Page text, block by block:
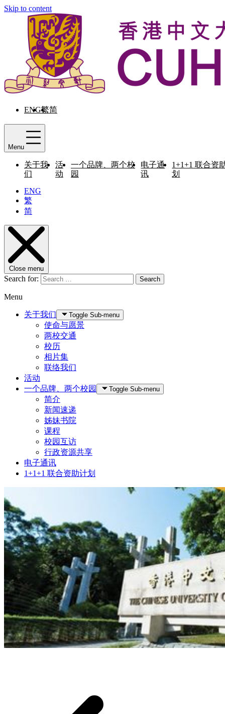
Skip to content
ENG繁简
Menu
关于我
们
活
动
一个品牌、两个校
园
电子通
讯
1+1+1 联合资
划
ENG
繁
简
Close menu
Search for: Search
Menu
关于我们 Toggle Sub-menu
使命与愿景
两校交通
校历
相片集
联络我们
活动
一个品牌、两个校园
Toggle Sub-menu
简介
新闻速递
姊妹书院
课程
校园互访
行政资源共享
电子通讯
1+1+1 联合资助计划